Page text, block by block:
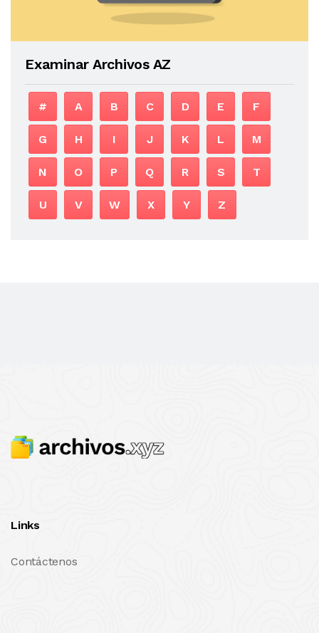
Examinar Archivos AZ
# A B C D E F
G H I J K L M
N O P Q R S T
U V W X Y Z
Links
Contáctenos